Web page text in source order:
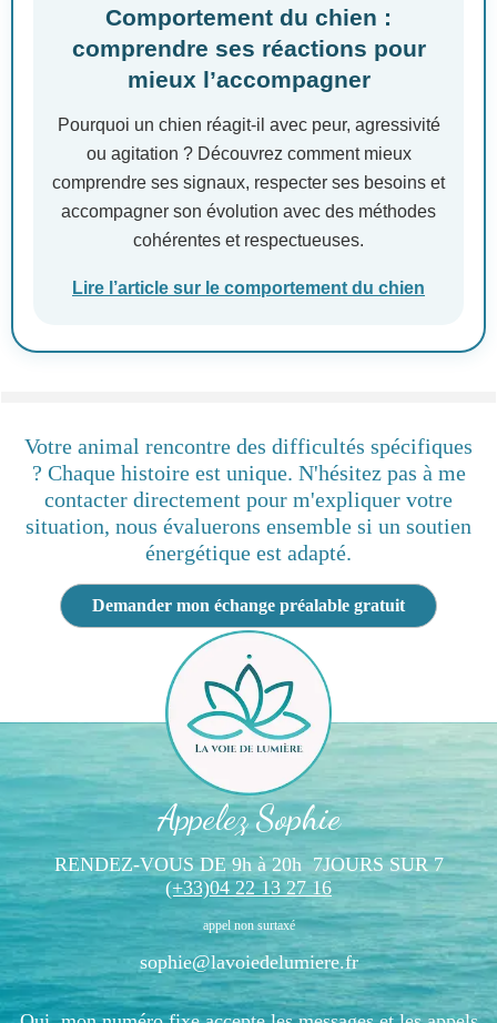
Comportement du chien :
comprendre ses réactions pour
mieux l’accompagner
Pourquoi un chien réagit-il avec peur, agressivité
ou agitation ? Découvrez comment mieux
comprendre ses signaux, respecter ses besoins et
accompagner son évolution avec des méthodes
cohérentes et respectueuses.
Lire l’article sur le comportement du chien
Votre animal rencontre des difficultés spécifiques
? Chaque histoire est unique. N'hésitez pas à me
contacter directement pour m'expliquer votre
situation, nous évaluerons ensemble si un soutien
énergétique est adapté.
Demander mon échange préalable gratuit
Appelez Sophie
RENDEZ-VOUS DE 9h à 20h 7JOURS SUR 7
(+33)04 22 13 27 16
appel non surtaxé
sophie@lavoiedelumiere.fr